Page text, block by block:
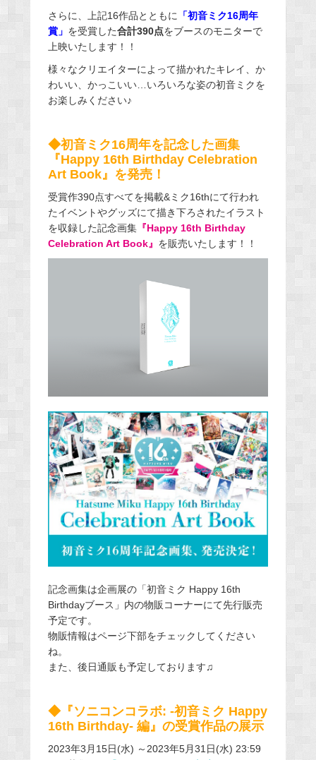
さらに、上記16作品とともに 「初音ミク16周年
賞」 を受賞した合計390点をブースのモニターで
上映いたします！！
様々なクリエイターによって描かれたキレイ、か
わいい、かっこいい…いろいろな姿の初音ミクを
お楽しみください♪
◆初音ミク16周年を記念した画集
『Happy 16th Birthday Celebration
Art Book』を発売！
受賞作390点すべてを掲載&ミク16thにて行われ
たイベントやグッズにて描き下ろされたイラスト
を収録した記念画集『Happy 16th Birthday
Celebration Art Book』 を販売いたします！！
記念画集は企画展の「初音ミク Happy 16th
Birthdayブース」内の物販コーナーにて先行販売
予定です。
物販情報はページ下部をチェックしてください
ね。
また、後日通販も予定しております♫
◆『ソニコンコラボ: -初音ミク Happy
16th Birthday- 編』の受賞作品の展示
2023年3月15日(水) ～2023年5月31日(水) 23:59